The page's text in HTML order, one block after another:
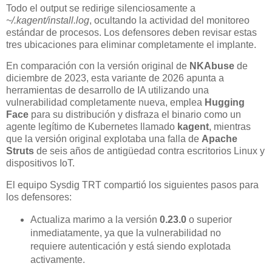
Todo el output se redirige silenciosamente a
~/.kagent/install.log, ocultando la actividad del monitoreo
estándar de procesos. Los defensores deben revisar estas
tres ubicaciones para eliminar completamente el implante.
En comparación con la versión original de NKAbuse de
diciembre de 2023, esta variante de 2026 apunta a
herramientas de desarrollo de IA utilizando una
vulnerabilidad completamente nueva, emplea Hugging
Face para su distribución y disfraza el binario como un
agente legítimo de Kubernetes llamado kagent, mientras
que la versión original explotaba una falla de Apache
Struts de seis años de antigüedad contra escritorios Linux y
dispositivos IoT.
El equipo Sysdig TRT compartió los siguientes pasos para
los defensores:
Actualiza marimo a la versión 0.23.0o superior
inmediatamente, ya que la vulnerabilidad no
requiere autenticación y está siendo explotada
activamente.